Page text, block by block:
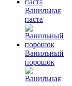
Ванильная
паста
Ванильный
порошок